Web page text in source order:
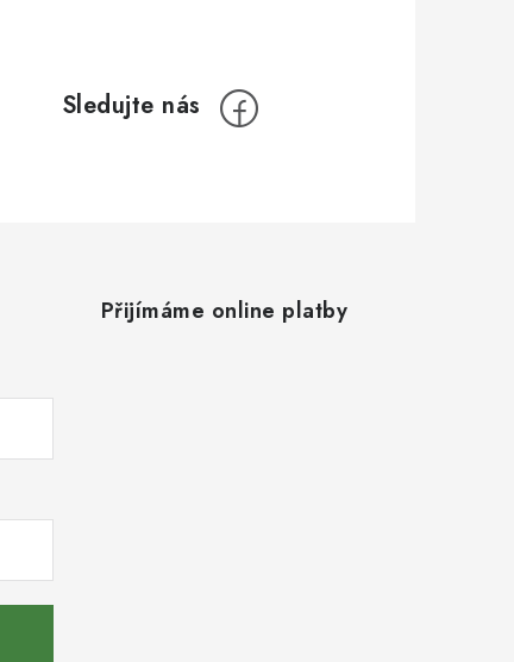
Přijímáme online platby